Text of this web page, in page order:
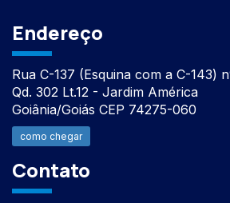
Endereço
Rua C-137 (Esquina com a C-143)
Qd. 302 Lt.12 - Jardim América
Goiânia/Goiás CEP 74275-060
como chegar
Contato